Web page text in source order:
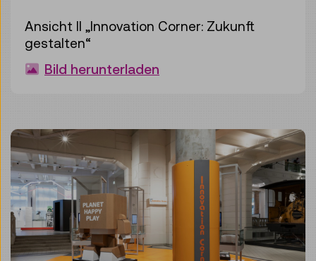
Ansicht II „Innovation Corner: Zukunft
gestalten“
Bild herunterladen